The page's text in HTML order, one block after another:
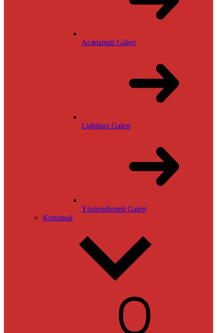
Açıklamalı Galeri
Lightbox Galeri
Yönlendirmeli Galeri
Kurumsal